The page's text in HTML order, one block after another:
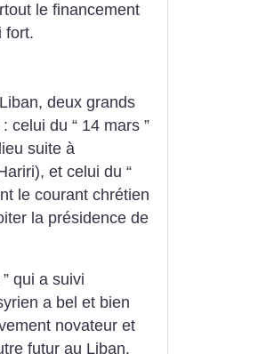
le financement
fort.
deux grands
celui du “ 14 mars ”
suite à
et celui du “
le courant chrétien
la présidence de
qui a suivi
a bel et bien
novateur et
futur au Liban,